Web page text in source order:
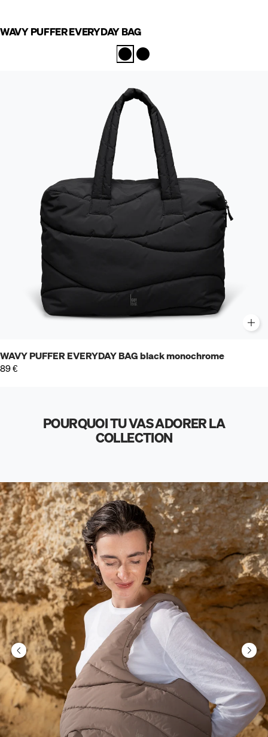
WAVY PUFFER EVERYDAY BAG
WAVY PUFFER EVERYDAY BAG black monochrome
89 €
POURQUOI TU VAS ADORER LA
COLLECTION